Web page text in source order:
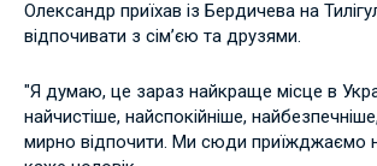
Олександр приїхав із Бердичева на
відпочивати з сім’єю та друзями.
"Я думаю, це зараз найкраще місце в
найчистіше, найспокійніше,
мирно відпочити. Ми сюди приїжджаємо